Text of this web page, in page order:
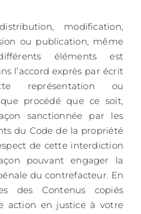
modification,
ou publication, même
éléments est
l’accord exprès par écrit
représentation ou
procédé que ce soit,
sanctionnée par les
du Code de la propriété
de cette interdiction
pouvant engager la
du contrefacteur. En
des Contenus copiés
action en justice à votre